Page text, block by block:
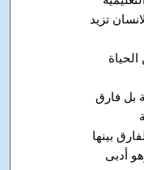
تزيد
بل فارق
بينها
أدبى